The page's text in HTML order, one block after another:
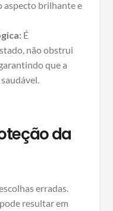
aspecto brilhante e
É
não obstrui
que a
da
erradas.
resultar em